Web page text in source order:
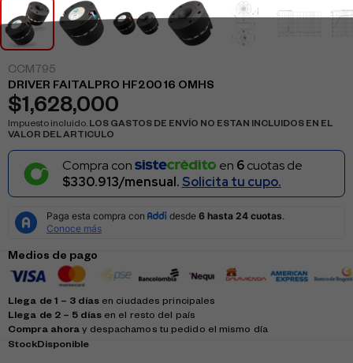
CCM795
DRIVER FAITALPRO HF200 16 OMHS
$1,628,000
Impuesto incluido. LOS GASTOS DE ENVÍO NO ESTAN INCLUIDOS EN EL
VALOR DEL ARTICULO
Compra con en 6cuotas de
$330.913/mensual. Solicita tu cupo.
Medios de pago
Llega de 1 – 3 díasen ciudades principales
Llega de 2 – 5 díasen el resto del país
Compra ahora y despachamos tu pedido el mismo día
StockDisponible